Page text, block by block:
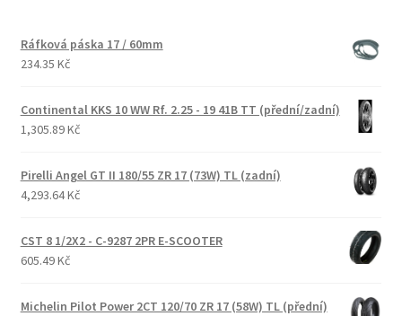
Ráfková páska 17 / 60mm
234.35 Kč
Continental KKS 10 WW Rf. 2.25 - 19 41B TT (přední/zadní)
1,305.89 Kč
Pirelli Angel GT II 180/55 ZR 17 (73W) TL (zadní)
4,293.64 Kč
CST 8 1/2X2 - C-9287 2PR E-SCOOTER
605.49 Kč
Michelin Pilot Power 2CT 120/70 ZR 17 (58W) TL (přední)